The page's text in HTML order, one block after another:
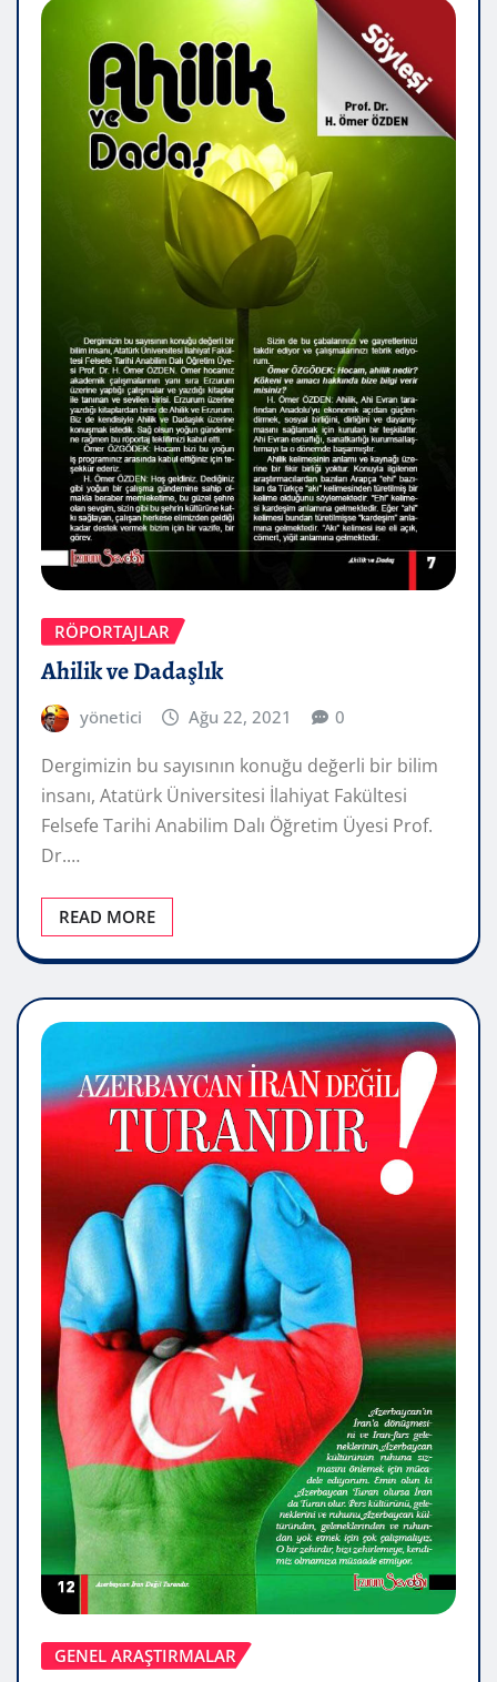
RÖPORTAJLAR
Ahilik ve Dadaşlık
yönetici Ağu 22, 2021 0
Dergimizin bu sayısının konuğu değerli bir bilim
insanı, Atatürk Üniversitesi İlahiyat Fakültesi
Felsefe Tarihi Anabilim Dalı Öğretim Üyesi Prof.
Dr.…
READ MORE
GENEL ARAŞTIRMALAR